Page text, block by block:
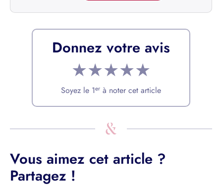
Donnez votre avis
★★★★★
Soyez le 1er à noter cet article
Vous aimez cet article ?
Partagez !